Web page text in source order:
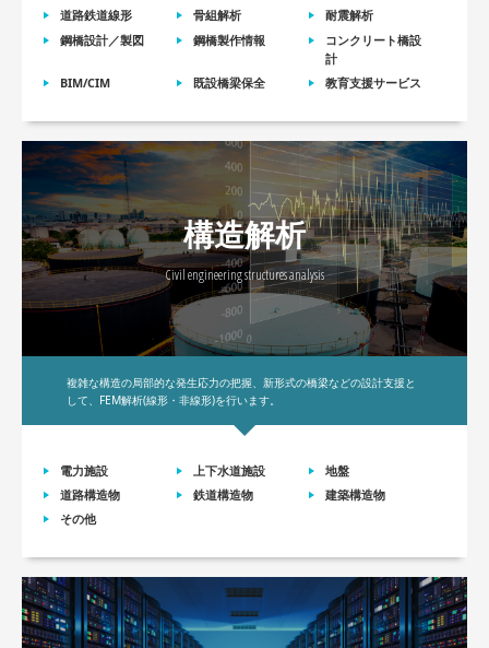
道路鉄道線形 骨組解析
耐震解析
鋼橋設計／製図
鋼橋製作情報
コンクリート橋設
計
BIM/CIM
既設橋梁保全 教育支援サービス
構造解析
Civil engineering structures analysis
複雑な構造の局部的な発生応力の把握、新形式の橋梁などの設計支援と
して、FEM解析(線形・非線形)を行います。
電力施設 上下水道施設
地盤
道路構造物
鉄道構造物
建築構造物
その他